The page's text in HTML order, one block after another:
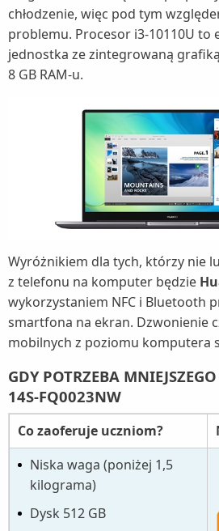
chłodzenie, więc pod tym
problemu. Procesor i3-10110U to
jednostka ze zintegrowaną
8 GB RAM-u.
Wyróżnikiem dla tych, którzy nie
z telefonu na komputer będzie
wykorzystaniem NFC i Bluetooth
smartfona na ekran. Dzwonienie
mobilnych z poziomu komputera
GDY POTRZEBA
14S-FQ0023NW
Co zaoferuje uczniom?
Niska waga (poniżej 1,5
kilograma)
Dysk 512 GB